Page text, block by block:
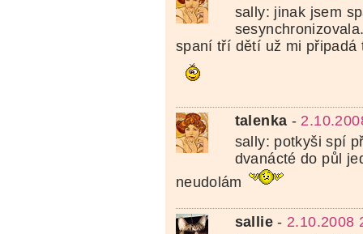
sally: jinak jsem
spaní tří dětí už mi připadá
talenka -
sally: potkyši spí
dvanácté do půl
neudolám
sallie- 2.10.2008